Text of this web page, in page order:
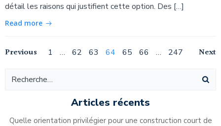
détail les raisons qui justifient cette option. Des […]
Read more
Navigation
des
articles
Previous Navigation
des
articles
Page
1 … Page
62 Page
63 Page
64 Page
65 Page
66 … Page
247 Next
Articles récents
Quelle orientation privilégier pour une construction court de